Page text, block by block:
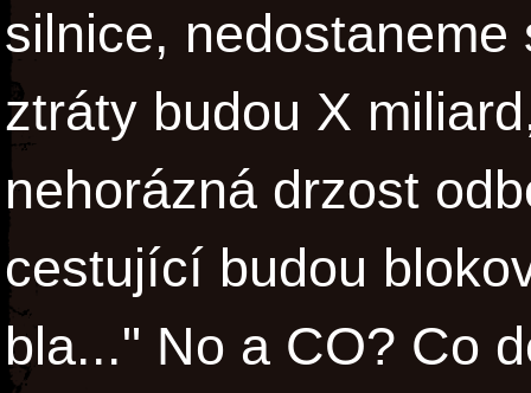
silnice,
ztráty budou X
nehorázná drzost
cestující budou
bla..." No a CO? Co